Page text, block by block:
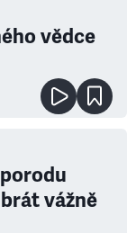
vědce
vážně